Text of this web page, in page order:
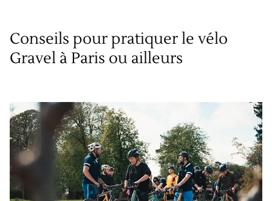
Conseils pour pratiquer le vélo
Gravel à Paris ou ailleurs